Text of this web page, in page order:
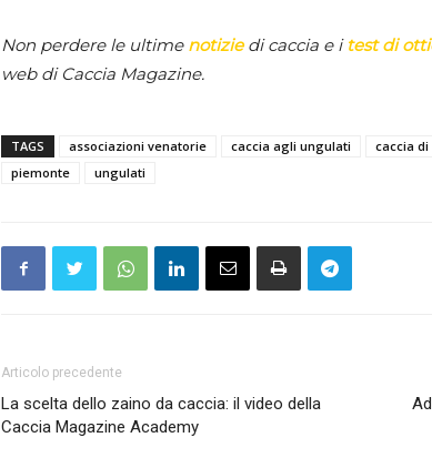
Non perdere le ultime notiziedi caccia e i test di
web di Caccia Magazine.
TAGS associazioni venatorie caccia agli ungulati caccia
piemonte
ungulati
Articolo precedente
La scelta dello zaino da caccia: il video della
Caccia Magazine Academy